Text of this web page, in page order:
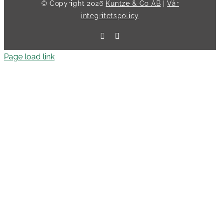
© Copyright 2026 Kuntze & Co AB |Vår
integritetspolicy
Facebook
Page load link